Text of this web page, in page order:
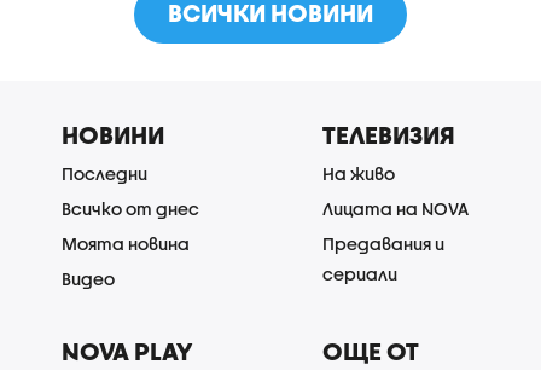
ВСИЧКИ НОВИНИ
НОВИНИ
Последни
Всичко от днес
Моята новина
Видео
ТЕЛЕВИЗИЯ
На живо
Лицата на NOVA
Предавания и
сериали
NOVA PLAY
ОЩЕ ОТ